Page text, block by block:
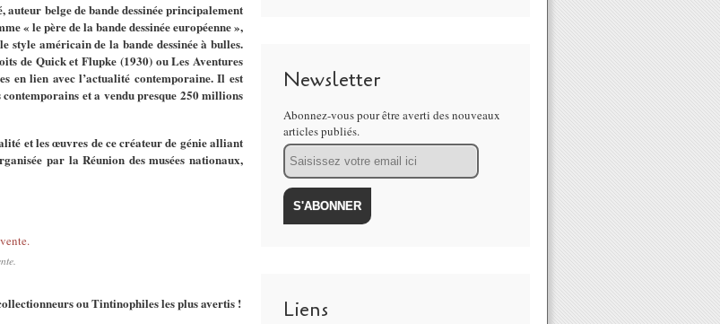
belge de bande dessinée principalement
« le père de la bande dessinée européenne »,
style américain de la bande dessinée à bulles.
de Quick et Flupke (1930) ou Les Aventures
en lien avec l’actualité contemporaine. Il est
et a vendu presque 250 millions
et les œuvres de ce créateur de génie alliant
par la Réunion des musées nationaux,
ou Tintinophiles les plus avertis !
Newsletter
Abonnez-vous pour être averti des nouveaux
articles publiés.
Email
Liens